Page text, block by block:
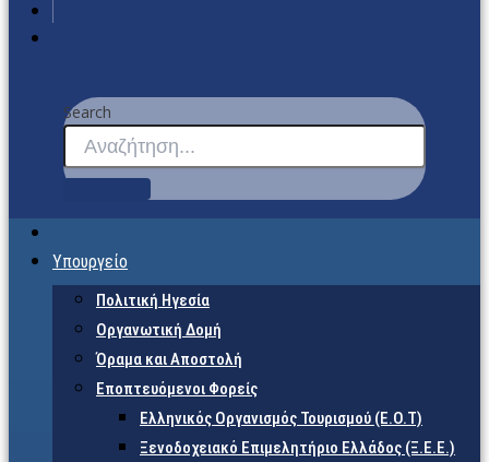
Search
Υπουργείο
Πολιτική Ηγεσία
Οργανωτική Δομή
Όραμα και Αποστολή
Εποπτευόμενοι Φορείς
Eλληνικός Οργανισμός Τουρισμού (Ε.Ο.Τ)
Ξενοδοχειακό Επιμελητήριο Ελλάδος (Ξ.Ε.Ε.)